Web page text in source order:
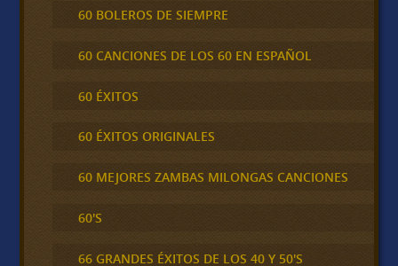
60 BOLEROS DE SIEMPRE
60 CANCIONES DE LOS 60 EN ESPAÑOL
60 ÉXITOS
60 ÉXITOS ORIGINALES
60 MEJORES ZAMBAS MILONGAS CANCIONES
60'S
66 GRANDES ÉXITOS DE LOS 40 Y 50'S